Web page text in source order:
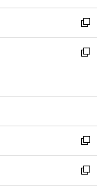
開
く
ウ
で
開
く
ン
ド
ウ
で
ウ
ィ
ン
ド
開
新
し
い
ン
ウ
で
開
く
新
ウ
ン
ド
ウ
で
新
し
い
新